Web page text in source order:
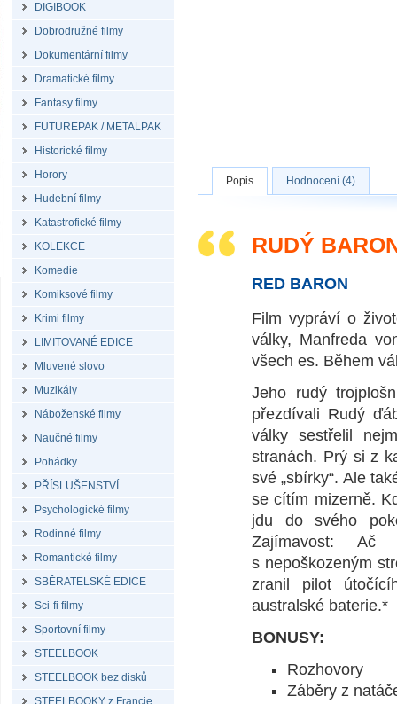
DIGIBOOK
Dobrodružné filmy
Dokumentární filmy
Dramatické filmy
Fantasy filmy
FUTUREPAK / METALPAK
Historické filmy
Horory
Hudební filmy
Katastrofické filmy
KOLEKCE
Komedie
Komiksové filmy
Krimi filmy
LIMITOVANÉ EDICE
Mluvené slovo
Muzikály
Náboženské filmy
Naučné filmy
Pohádky
PŘÍSLUŠENSTVÍ
Psychologické filmy
Rodinné filmy
Romantické filmy
SBĚRATELSKÉ EDICE
Sci-fi filmy
Sportovní filmy
STEELBOOK
STEELBOOK bez disků
STEELBOOKY z Francie
Popis Hodnocení (4)
RUDÝ
RED BARON
Film vypráví o
války, Manfreda
všech es. Během
Jeho rudý
přezdívali Rudý
války sestřelil
stranách. Prý si z
své „sbírky“. Ale
se cítím mizerně.
jdu do svého
Zajímavost: Ač
s nepoškozeným
zranil pilot
australské baterie.*
BONUSY:
Rozhovory
Záběry z